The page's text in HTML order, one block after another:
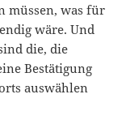
müssen, was für
wäre. Und
die, die
Bestätigung
auswählen